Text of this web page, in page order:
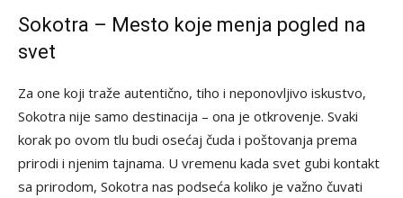
Sokotra – Mesto koje menja pogled na
svet
Za one koji traže autentično, tiho i neponovljivo iskustvo,
Sokotra nije samo destinacija – ona je otkrovenje. Svaki
korak po ovom tlu budi osećaj čuda i poštovanja prema
prirodi i njenim tajnama. U vremenu kada svet gubi kontakt
sa prirodom, Sokotra nas podseća koliko je važno čuvati